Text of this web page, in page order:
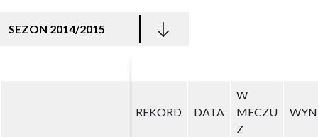
SEZON 2014/2015
REKORD DATA
W
MECZU
Z
REKORD DATA
W
MECZU
Z